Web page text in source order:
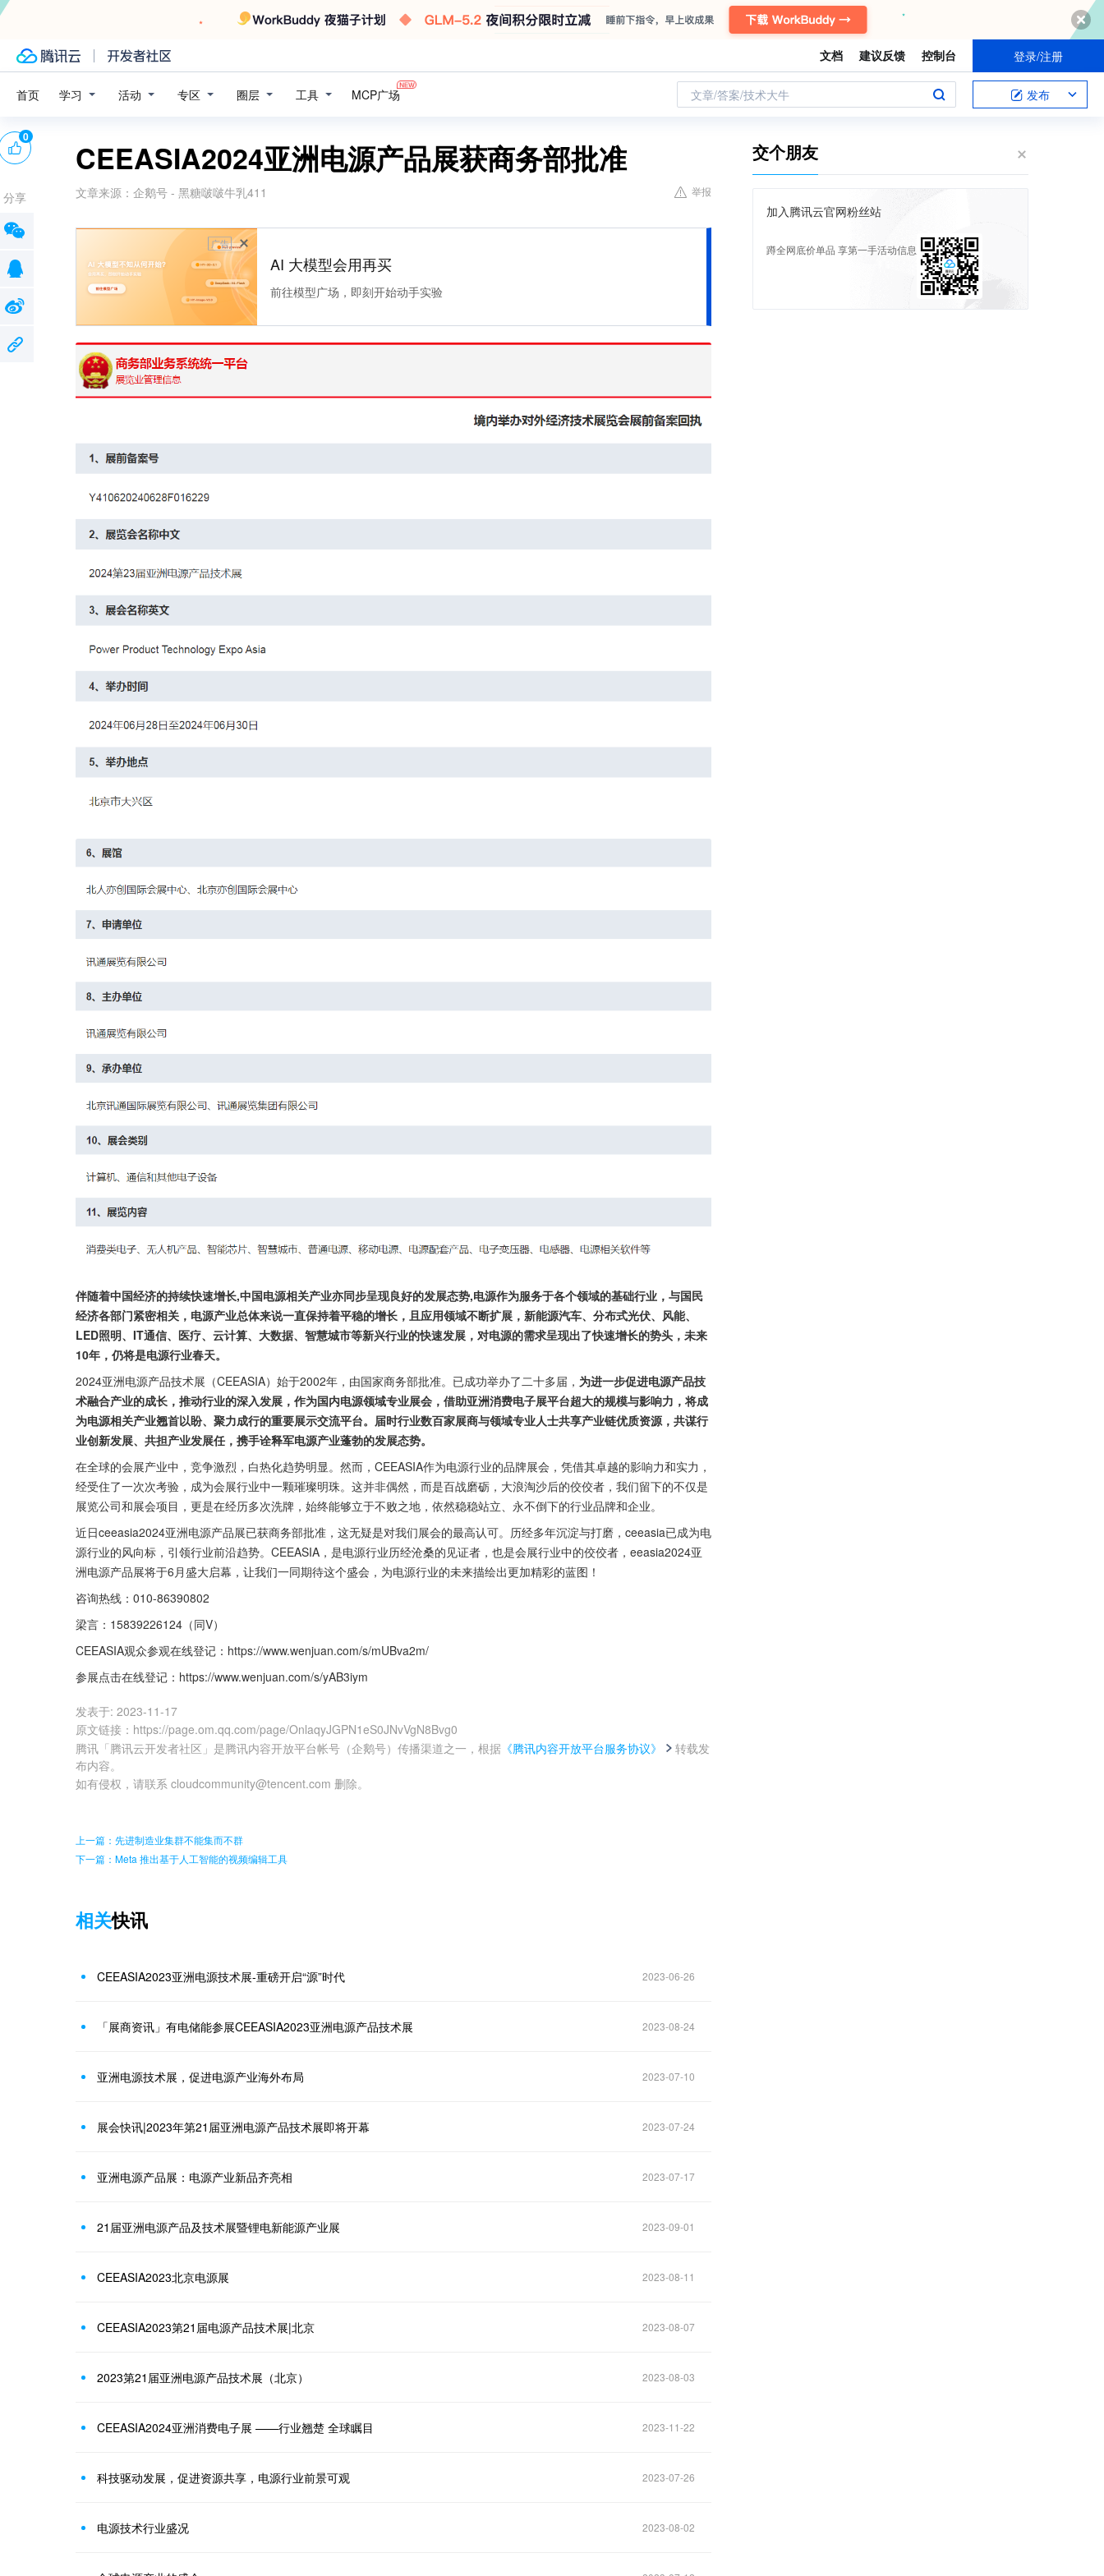
文档 建议反馈 控制台 登录/注册
首页 学习 活动 专区 圈层 工具 MCP广场 文章/答案/技术大牛 发布
CEEASIA2024亚洲电源产品展获商务部批准
文章来源： 企鹅号 - 黑糖啵啵牛乳411 举报
广告
AI 大模型会用再买
前往模型广场，即刻开始动手实验
伴随着中国经济的持续快速增长,中国电源相关产业亦同步呈现良好的发展态势,电源作为服务于各个领域的基础行业，与国民
经济各部门紧密相关，电源产业总体来说一直保持着平稳的增长，且应用领域不断扩展，新能源汽车、分布式光伏、风能、
LED照明、IT通信、医疗、云计算、大数据、智慧城市等新兴行业的快速发展，对电源的需求呈现出了快速增长的势头，未来
10年，仍将是电源行业春天。
2024亚洲电源产品技术展（CEEASIA）始于2002年，由国家商务部批准。已成功举办了二十多届， 为进一步促进电源产品技
术融合产业的成长，推动行业的深入发展，作为国内电源领域专业展会，借助亚洲消费电子展平台超大的规模与影响力，将成
为电源相关产业翘首以盼、聚力成行的重要展示交流平台。届时行业数百家展商与领域专业人士共享产业链优质资源，共谋行
业创新发展、共担产业发展任，携手诠释军电源产业蓬勃的发展态势。
在全球的会展产业中，竞争激烈，白热化趋势明显。然而，CEEASIA作为电源行业的品牌展会，凭借其卓越的影响力和实力，
经受住了一次次考验，成为会展行业中一颗璀璨明珠。这并非偶然，而是百战磨砺，大浪淘沙后的佼佼者，我们留下的不仅是
展览公司和展会项目，更是在经历多次洗牌，始终能够立于不败之地，依然稳稳站立、永不倒下的行业品牌和企业。
近日ceeasia2024亚洲电源产品展已获商务部批准，这无疑是对我们展会的最高认可。历经多年沉淀与打磨，ceeasia已成为电
源行业的风向标，引领行业前沿趋势。CEEASIA，是电源行业历经沧桑的见证者，也是会展行业中的佼佼者，eeasia2024亚
洲电源产品展将于6月盛大启幕，让我们一同期待这个盛会，为电源行业的未来描绘出更加精彩的蓝图！
咨询热线：010-86390802
梁言：15839226124（同V）
CEEASIA观众参观在线登记：https://www.wenjuan.com/s/mUBva2m/
参展点击在线登记：https://www.wenjuan.com/s/yAB3iym
发表于: 2023-11-17
原文链接 ： https://page.om.qq.com/page/OnlaqyJGPN1eS0JNvVgN8Bvg0
腾讯「腾讯云开发者社区」是腾讯内容开放平台帐号（企鹅号）传播渠道之一，根据 《腾讯内容开放平台服务协议》
转载发
布内容。
如有侵权，请联系 cloudcommunity@tencent.com 删除。
0
分享
上一篇：先进制造业集群不能集而不群
下一篇：Meta 推出基于人工智能的视频编辑工具
相关快讯
CEEASIA2023亚洲电源技术展-重磅开启“源”时代 2023-06-26
「展商资讯」有电储能参展CEEASIA2023亚洲电源产品技术展 2023-08-24
亚洲电源技术展，促进电源产业海外布局 2023-07-10
展会快讯|2023年第21届亚洲电源产品技术展即将开幕 2023-07-24
亚洲电源产品展：电源产业新品齐亮相 2023-07-17
21届亚洲电源产品及技术展暨锂电新能源产业展 2023-09-01
CEEASIA2023北京电源展 2023-08-11
CEEASIA2023第21届电源产品技术展|北京 2023-08-07
2023第21届亚洲电源产品技术展（北京） 2023-08-03
CEEASIA2024亚洲消费电子展 ——行业翘楚 全球瞩目 2023-11-22
科技驱动发展，促进资源共享，电源行业前景可观 2023-07-26
电源技术行业盛况 2023-08-02
交个朋友
加入腾讯云官网粉丝站
蹲全网底价单品 享第一手活动信息